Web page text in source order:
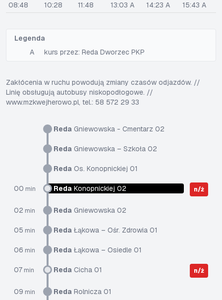
Reda Gniewowska - Cmentarz 02
Reda Gniewowska – Szkoła 02
Reda Os. Konopnickiej 01
00 min Reda Konopnickiej 02 n/ż
02 min Reda Gniewowska 02
05 min Reda Łąkowa – Ośr. Zdrowia 01
06 min Reda Łąkowa – Osiedle 01
07 min Reda Cicha 01 n/ż
09 min Reda Rolnicza 01
08:48 10:28 11:48 13:03 A 14:23 A 15:43 A
Legenda
A
kurs przez: Reda Dworzec PKP
Zakłócenia w ruchu powodują zmiany czasów odjazdów. //
Linię obsługują autobusy niskopodłogowe. //
www.mzkwejherowo.pl, tel.: 58 572 29 33